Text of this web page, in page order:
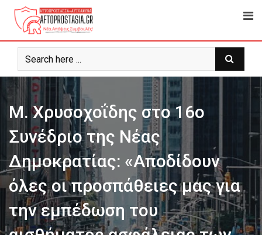
Ψάχνω
για...
Μ. Χρυσοχοΐδης στο 16ο
Συνέδριο της Νέας
Δημοκρατίας: «Αποδίδουν
όλες οι προσπάθειες μας για
την εμπέδωση του